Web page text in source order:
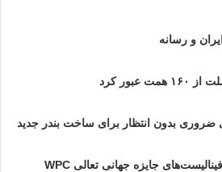
و رسانه
كرد
پتروشیمی نوری در جمع فینالیست‌های جایزه جهانی تعالی WPC